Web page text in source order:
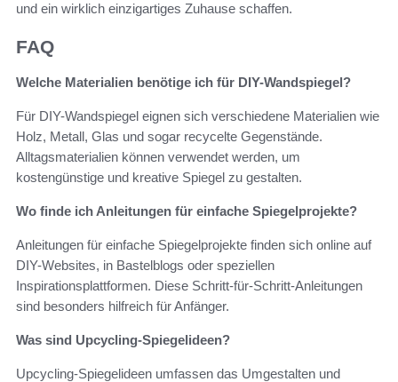
und ein wirklich einzigartiges Zuhause schaffen.
FAQ
Welche Materialien benötige ich für DIY-Wandspiegel?
Für DIY-Wandspiegel eignen sich verschiedene Materialien wie
Holz, Metall, Glas und sogar recycelte Gegenstände.
Alltagsmaterialien können verwendet werden, um
kostengünstige und kreative Spiegel zu gestalten.
Wo finde ich Anleitungen für einfache Spiegelprojekte?
Anleitungen für einfache Spiegelprojekte finden sich online auf
DIY-Websites, in Bastelblogs oder speziellen
Inspirationsplattformen. Diese Schritt-für-Schritt-Anleitungen
sind besonders hilfreich für Anfänger.
Was sind Upcycling-Spiegelideen?
Upcycling-Spiegelideen umfassen das Umgestalten und